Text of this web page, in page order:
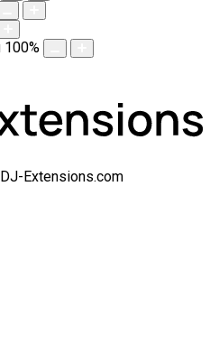
100%
Extensions.com